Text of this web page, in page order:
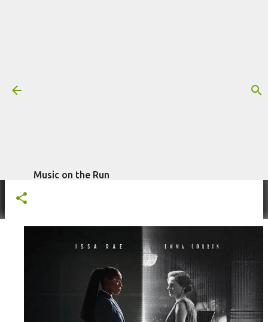
Music on the Run
Trilha sonora: Black Mirror - Hotel
TRILHA SONORA escrito por